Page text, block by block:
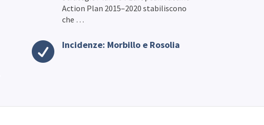
Action Plan 2015–2020 stabiliscono
che …
 Incidenze: Morbillo e Rosolia